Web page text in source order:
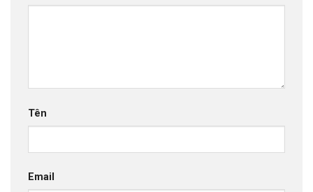
Tên
Email